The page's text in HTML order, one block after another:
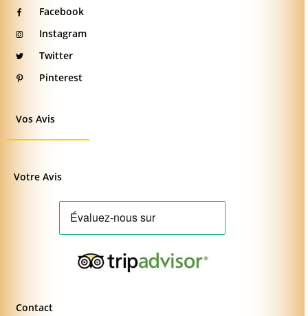
Facebook
Instagram
Twitter
Pinterest
Vos Avis
Votre Avis
Contact